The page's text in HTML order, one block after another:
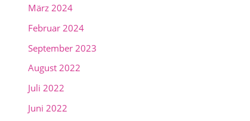
März 2024
Februar 2024
September 2023
August 2022
Juli 2022
Juni 2022